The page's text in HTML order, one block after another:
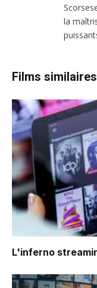
la
Films similaires
L'inferno